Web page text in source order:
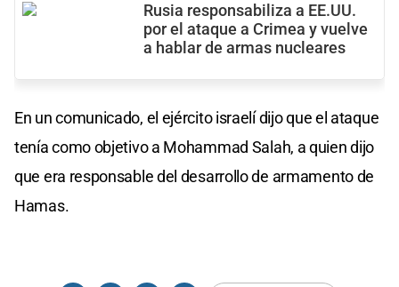
Rusia responsabiliza a EE.UU.
por el ataque a Crimea y vuelve
a hablar de armas nucleares
En un comunicado, el ejército israelí dijo que el ataque
tenía como objetivo a Mohammad Salah, a quien dijo
que era responsable del desarrollo de armamento de
Hamas.